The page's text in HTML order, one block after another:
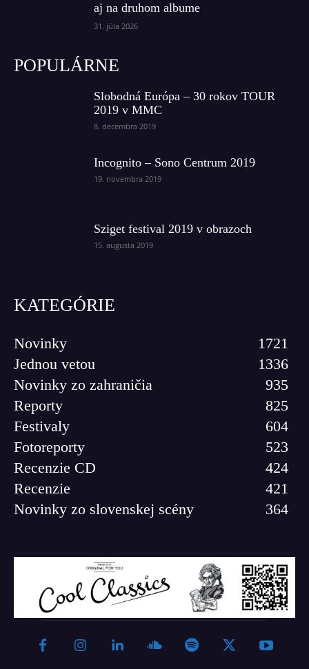
aj na druhom albume
31. júla 2026
POPULÁRNE
Slobodná Európa – 30 rokov TOUR
2019 v MMC
8. decembra 2019
Incognito – Sono Centrum 2019
19. novembra 2019
Sziget festival 2019 v obrazoch
15. augusta 2019
KATEGÓRIE
Novinky
1721
Jednou vetou
1336
Novinky zo zahraničia
935
Reporty
825
Festivaly
604
Fotoreporty
523
Recenzie CD
424
Recenzie
421
Novinky zo slovenskej scény
364